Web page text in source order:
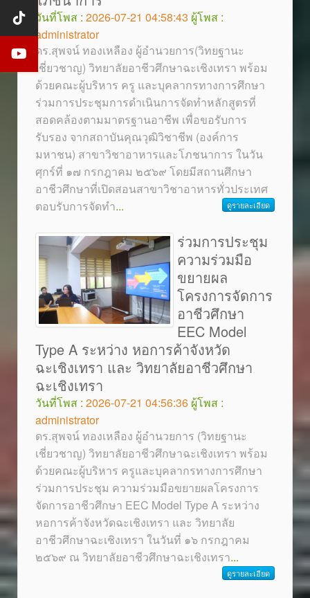
วันที่โพส : 2026-07-21 04:58:43 ผู้โพส :
administrator
ดร.สุพจน์ ทองเหลือง ผู้อำนวยการ(วิทยฐานะ
เชี่ยวชาญ) วิทยาลัยอาชีวศึกษาฉะเชิงเทรา พร้อม
ด้วยคณะผู้บริหาร ครู และบุคลากรทางการศึกษา
ร่วมการประชุมการดำเนินการจัดทำหลักสูตรที่
สอดคล้องตามมาตรฐานอาชีพ เพื่อขอรับการ
รับรอง จากสถาบันคุณวุฒิวิชาชีพ (องค์การ
มหาชน) สาขาวิชาอาหารและโภชนาการ ในวัน
ศุกร์ที่ ๑๗ กรกฎาคม ๒๕๖๙ โดยมีสถานศึกษา
อาชีวศึกษาที่เปิดสอนสาขาวิชาอาหารทั่วประเทศ
ตอบรับการจัดทำ... ดูรายละเอียด
ร่วมการประชุม
ความร่วมมือ
ขยายผล
โครงการจัดการ
อาชีวศึกษา
EEC Model
Type A ระหว่าง หอการค้าจังหวัด
ฉะเชิงเทรา และ วิทยาลัยอาชีวศึกษา
ฉะเชิงเทรา
วันที่โพส : 2026-07-21 04:56:36 ผู้โพส :
administrator
ดร.สุพจน์ ทองเหลือง ผู้อำนวยการ (วิทยฐานะ
เชี่ยวชาญ) วิทยาลัยอาชีวศึกษาฉะเชิงเทรา พร้อม
ด้วยคณะผู้บริหาร ครูและบุคลากรทางการศึกษา
ร่วมการประชุม ความร่วมมือขยายผลโครงการ
จัดการอาชีวศึกษา EEC Model Type A ระหว่าง
หอการค้าจังหวัดฉะเชิงเทรา และ วิทยาลัย
อาชีวศึกษาฉะเชิงเทรา ในวันที่ ๑๖ กรกฎาคม
๒๕๖๙ ณ วิทยาลัยอาชีวศึกษาฉะเชิงเทรา...
ดูรายละเอียด